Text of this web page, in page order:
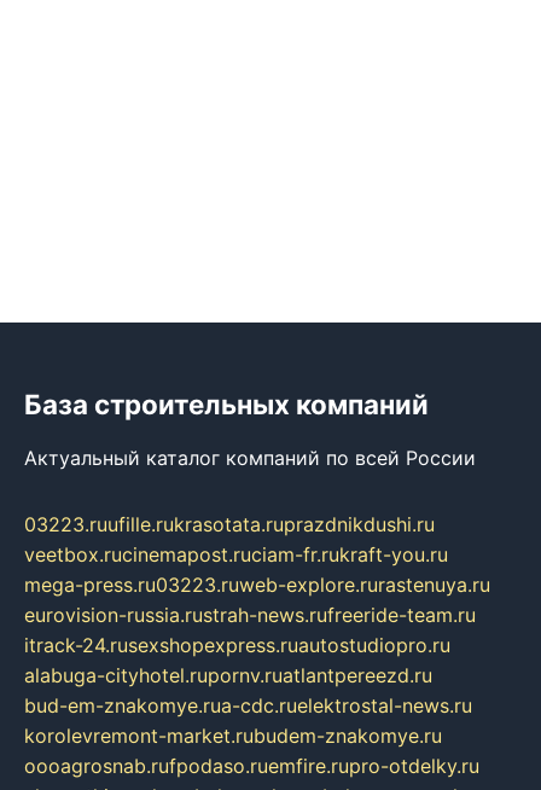
База строительных компаний
Актуальный каталог компаний по всей России
03223.ruufille.rukrasotata.ruprazdnikdushi.ru
veetbox.rucinemapost.ruciam-fr.rukraft-you.ru
mega-press.ru03223.ruweb-explore.rurastenuya.ru
eurovision-russia.rustrah-news.rufreeride-team.ru
itrack-24.rusexshopexpress.ruautostudiopro.ru
alabuga-cityhotel.rupornv.ruatlantpereezd.ru
bud-em-znakomye.rua-cdc.ruelektrostal-news.ru
korolevremont-market.rubudem-znakomye.ru
oooagrosnab.rufpodaso.ruemfire.rupro-otdelky.ru